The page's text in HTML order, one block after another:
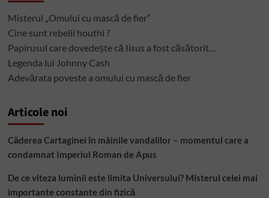
Misterul „Omului cu mască de fier”
Cine sunt rebelii houthi ?
Papirusul care dovedește că Iisus a fost căsătorit…
Legenda lui Johnny Cash
Adevărata poveste a omului cu mască de fier
Articole noi
Căderea Cartaginei în mâinile vandalilor – momentul care a
condamnat Imperiul Roman de Apus
De ce viteza luminii este limita Universului? Misterul celei mai
importante constante din fizică